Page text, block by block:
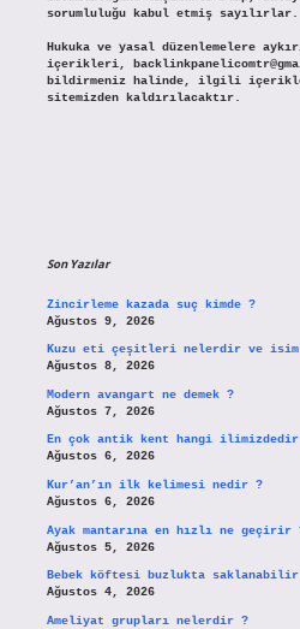
sorumluluğu kabul etmiş sayılırlar.
Hukuka ve yasal düzenlemelere
içerikleri,
bildirmeniz halinde, ilgili
sitemizden kaldırılacaktır.
Son Yazılar
Zincirleme kazada suç kimde ?
Ağustos 9, 2026
Kuzu eti çeşitleri nelerdir ve
Ağustos 8, 2026
Modern avangart ne demek ?
Ağustos 7, 2026
En çok antik kent hangi
Ağustos 6, 2026
Kur’an’ın ilk kelimesi nedir ?
Ağustos 6, 2026
Ayak mantarına en hızlı ne geçirir
Ağustos 5, 2026
Bebek köftesi buzlukta
Ağustos 4, 2026
Ameliyat grupları nelerdir ?